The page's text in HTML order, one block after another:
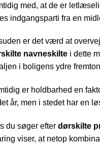
med, at de er
indgangsparti fra en
er det værd at
navneskilte i dette
i boligens ydre
er holdbarhed en
år, men i stedet har en
du søger efter dørskilte
viser, at netop